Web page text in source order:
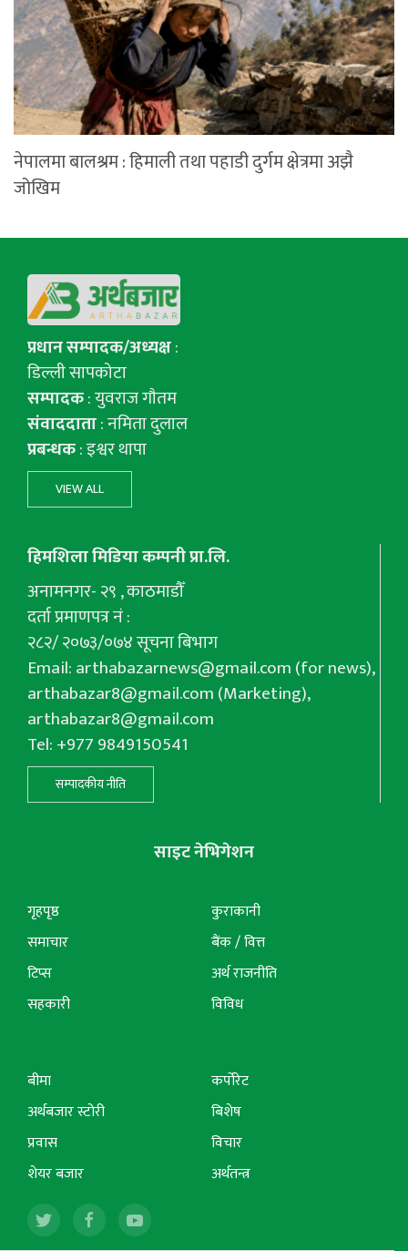
नेपालमा बालश्रम : हिमाली तथा पहाडी दुर्गम क्षेत्रमा अझै
जोखिम
प्रधान सम्पादक/अध्यक्ष:
डिल्ली सापकोटा
सम्पादक: युवराज गाैतम
संवाददाता: नमिता दुलाल
प्रबन्धक: इश्वर थापा
VIEW ALL
हिमशिला मिडिया कम्पनी प्रा.लि.
अनामनगर- २९ , काठमाडौँ
दर्ता प्रमाणपत्र नं :
२८२/ २०७३/०७४ सूचना बिभाग
Email:arthabazarnews@gmail.com(for news),
arthabazar8@gmail.com(Marketing),
arthabazar8@gmail.com
Tel: +977 9849150541
सम्पादकीय नीति
साइट नेभिगेशन
गृहपृष्ठ
समाचार
टिप्स
सहकारी
कुराकानी
बैंक / वित्त
अर्थ राजनीति
विविध
बीमा
अर्थबजार स्टोरी
प्रवास
शेयर बजार
कर्पोरेट
बिशेष
विचार
अर्थतन्त्र